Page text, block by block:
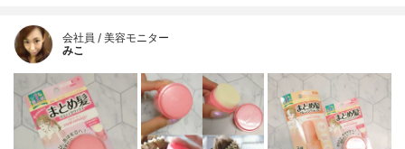
会社員 / 美容モニター
みこ